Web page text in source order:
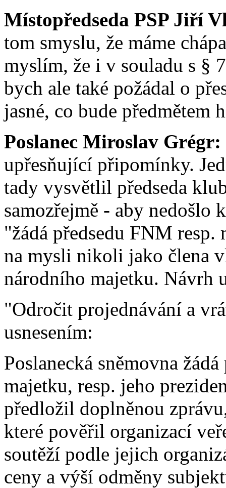
Místopředseda PSP Jiří
tom smyslu, že máme
myslím, že i v souladu s §
bych ale také požádal o
jasné, co bude předmětem
Poslanec Miroslav Grégr:
upřesňující připomínky.
tady vysvětlil předseda
samozřejmě - aby nedošlo
"žádá předsedu FNM
na mysli nikoli jako člena
národního majetku. Návrh
"Odročit projednávání a
usnesením:
Poslanecká sněmovna
majetku, resp. jeho
předložil doplněnou
které pověřil organizací
soutěží podle jejich
ceny a výší odměny